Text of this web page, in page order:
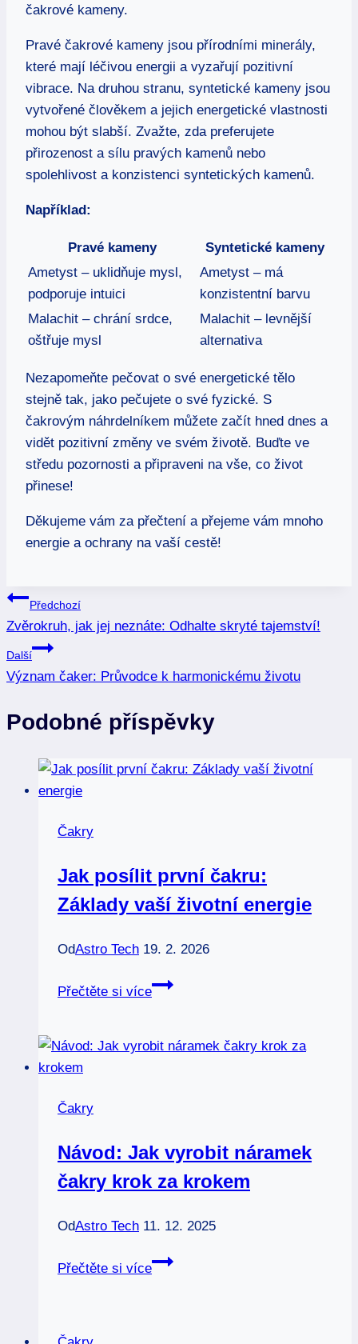
čakrové kameny.
Pravé čakrové kameny jsou přírodními minerály,
které mají léčivou energii a vyzařují pozitivní
vibrace. Na druhou stranu, syntetické kameny jsou
vytvořené člověkem a jejich energetické vlastnosti
mohou být slabší. Zvažte, zda preferujete
přirozenost a sílu pravých kamenů nebo
spolehlivost a konzistenci syntetických kamenů.
Například:
Pravé kameny
Syntetické kameny
Ametyst – uklidňuje mysl,
podporuje intuici
Ametyst – má
konzistentní barvu
Malachit – chrání srdce,
oštřuje mysl
Malachit – levnější
alternativa
Nezapomeňte pečovat o své energetické tělo
stejně tak, jako pečujete o své fyzické. S
čakrovým náhrdelníkem můžete začít hned dnes a
vidět pozitivní změny ve svém životě. Buďte ve
středu pozornosti a připraveni na vše, co život
přinese!
Děkujeme vám za přečtení a přejeme vám mnoho
energie a ochrany na vaší cestě!
Navigace
pro
příspěvek
Předchozí
Zvěrokruh, jak jej neznáte: Odhalte skryté tajemství!
Další
Význam čaker: Průvodce k harmonickému životu
Podobné příspěvky
Čakry
Jak posílit první čakru:
Základy vaší životní energie
OdAstro Tech 19. 2. 2026
Přečtěte si více
Jak
čakru:
Čakry
Návod: Jak vyrobit náramek
čakry krok za krokem
OdAstro Tech 11. 12. 2025
Přečtěte si více
Návod: